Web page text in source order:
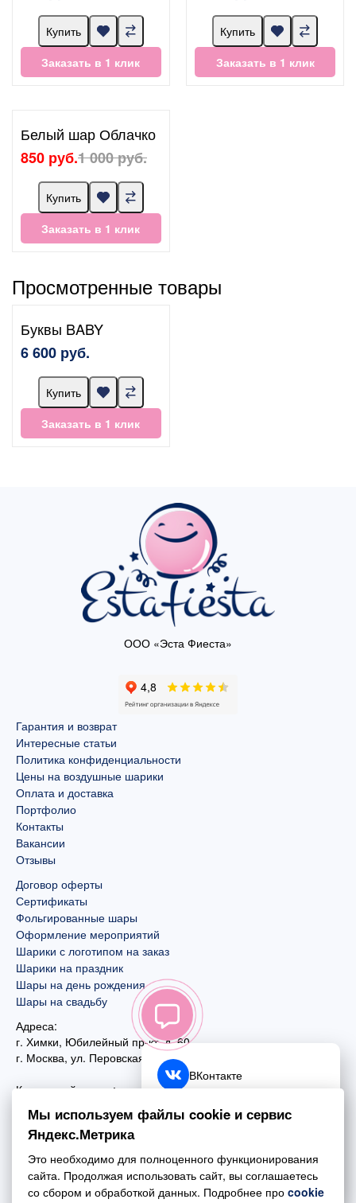
Купить
Заказать в 1 клик
Купить
Заказать в 1 клик
Белый шар Облачко
850 руб.1 000 руб.
Купить
Заказать в 1 клик
Просмотренные товары
Буквы BABY
6 600 руб.
Купить
Заказать в 1 клик
ООО «Эста Фиеста»
Гарантия и возврат
Интересные статьи
Политика конфиденциальности
Цены на воздушные шарики
Оплата и доставка
Портфолио
Контакты
Вакансии
Отзывы
Договор оферты
Сертификаты
Фольгированные шары
Оформление мероприятий
Шарики с логотипом на заказ
Шарики на праздник
Шары на день рождения
Шары на свадьбу
Адреса:
г. Химки, Юбилейный пр-кт, д. 60
г. Москва, ул. Перовская, д. 59
Контактный номер:
+7 (495) 970-44-75
Почта:
mail@esta-fiesta.ru
ВКонтакте
Telegram
Обратный звонок
Мы используем файлы cookie и сервис
Яндекс.Метрика
Это необходимо для полноценного функционирования
сайта. Продолжая использовать сайт, вы соглашаетесь
со сбором и обработкой данных. Подробнее про cookie